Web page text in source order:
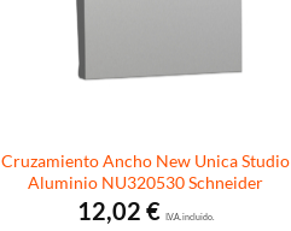
Cruzamiento Ancho New Unica Studio
Aluminio NU320530 Schneider
12,02 €I.V.A. incluido.